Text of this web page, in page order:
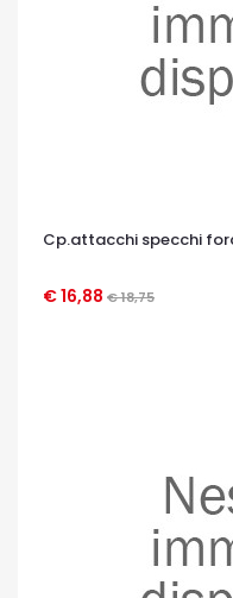
Cp.attacchi specchi
€ 16,88 € 18,75
OCCHIATA VELOCE